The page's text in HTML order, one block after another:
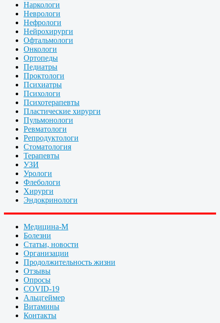
Наркологи
Неврологи
Нефрологи
Нейрохирурги
Офтальмологи
Онкологи
Ортопеды
Педиатры
Проктологи
Психиатры
Психологи
Психотерапевты
Пластические хирурги
Пульмонологи
Ревматологи
Репродуктологи
Стоматология
Терапевты
УЗИ
Урологи
Флебологи
Хирурги
Эндокринологи
Медицина-М
Болезни
Статьи, новости
Организации
Продолжительность жизни
Отзывы
Опросы
COVID-19
Альцгеймер
Витамины
Контакты